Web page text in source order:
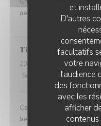
et
D'autres
facultatifs
votre
l'audience
des
avec les
afficher
contenus
personnel adorable,
Tiphanie D
2026-07-23
- 12:00 -
Service
Ambiance:4 /5
Ce fût un très bon
belle présentation, avec